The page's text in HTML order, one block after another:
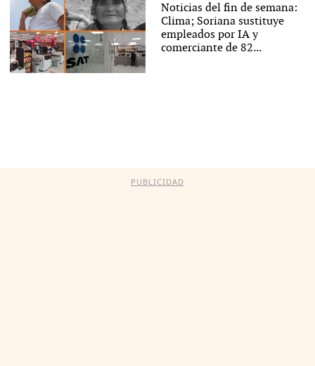
Noticias del fin de semana:
Clima; Soriana sustituye
empleados por IA y
comerciante de 82...
PUBLICIDAD